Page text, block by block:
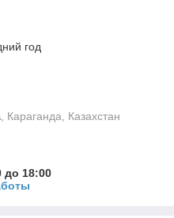
год
Казахстан
до 18:00